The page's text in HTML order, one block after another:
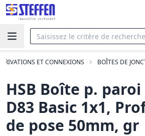
ET CONNEXIONS BOÎTES DE
HSB Boîte p.
D83 Basic 1x1,
de pose 50mm, gr